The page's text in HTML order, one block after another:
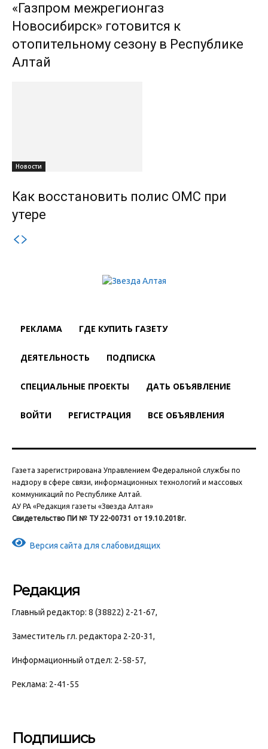
«Газпром межрегионгаз
Новосибирск» готовится к
отопительному сезону в Республике
Алтай
Новости
Как восстановить полис ОМС при
утере
РЕКЛАМА ГДЕ КУПИТЬ ГАЗЕТУ
ДЕЯТЕЛЬНОСТЬ ПОДПИСКА
СПЕЦИАЛЬНЫЕ ПРОЕКТЫ ДАТЬ ОБЪЯВЛЕНИЕ
ВОЙТИ РЕГИСТРАЦИЯ ВСЕ ОБЪЯВЛЕНИЯ
Газета зарегистрирована Управлением Федеральной службы по
надзору в сфере связи, информационных технологий и массовых
коммуникаций по Республике Алтай.
АУ РА «Редакция газеты «Звезда Алтая»
Свидетельство ПИ № ТУ 22-00731 от 19.10.2018г.
Версия сайта для слабовидящих
Редакция
Главный редактор: 8 (38822) 2-21-67,
Заместитель гл. редактора 2-20-31,
Информационный отдел: 2-58-57,
Реклама: 2-41-55
Подпишись